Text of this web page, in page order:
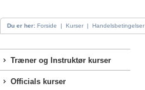
Du er her: Forside | Kurser | Handelsbetingelser
Træner og Instruktør kurser
Officials kurser